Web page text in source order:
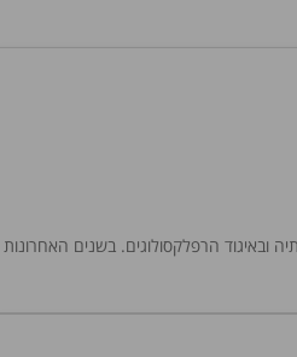
הישראלית לנטורופתיה ובאיגוד הרפלקסולוגים. בשנים האחרונות